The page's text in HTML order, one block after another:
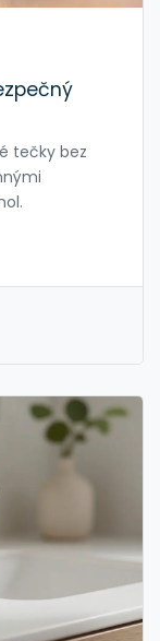
tečky bez